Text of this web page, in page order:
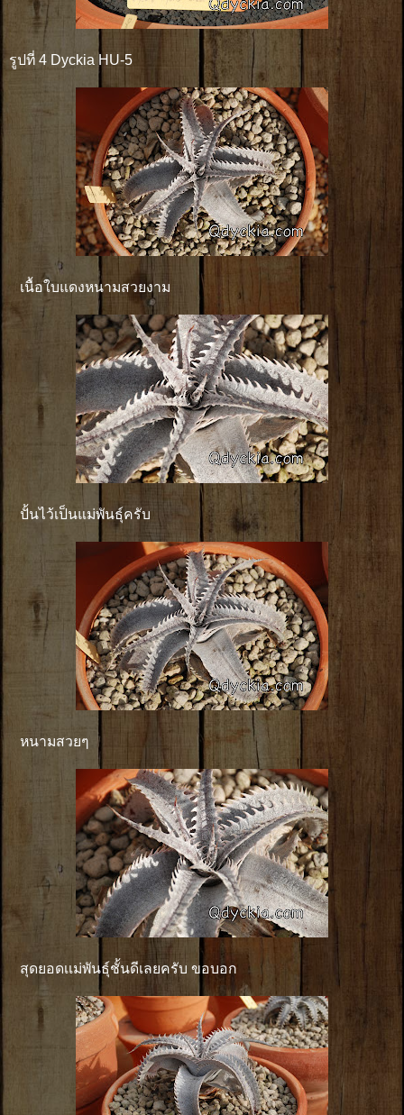
รูปที่ 4 Dyckia HU-5
เนื้อใบแดงหนามสวยงาม
ปั้นไว้เป็นแม่พันธุ์ครับ
หนามสวยๆ
สุดยอดเเม่พันธุ์ชั้นดีเลยครับ ขอบอก